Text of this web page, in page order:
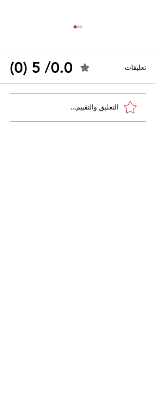
القضاء الإداري يقضي بحل
نقابة "كنابست"
تعليقات 0.0/ 5 (0)
التعليق والتقييم...